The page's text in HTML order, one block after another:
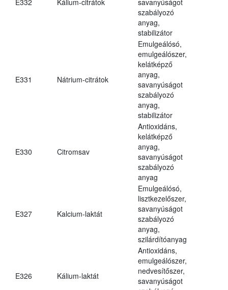
szabályozó
anyag,
stabilizátor
E331 Nátrium-citrátok
Emulgeálósó,
emulgeálószer,
kelátképző
anyag,
savanyúságot
szabályozó
anyag,
stabilizátor
E330 Citromsav
Antioxidáns,
kelátképző
anyag,
savanyúságot
szabályozó
anyag
E327 Kalcium-laktát
Emulgeálósó,
lisztkezelőszer,
savanyúságot
szabályozó
anyag,
szilárdítóanyag
E326 Kálium-laktát
Antioxidáns,
emulgeálószer,
nedvesítőszer,
savanyúságot